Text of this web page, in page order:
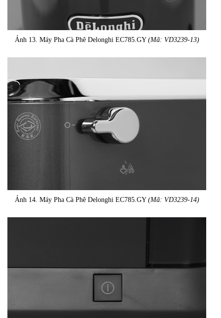
Ảnh 13. Máy Pha Cà Phê Delonghi EC785.GY (Mã: VD3239-13)
Ảnh 14. Máy Pha Cà Phê Delonghi EC785.GY (Mã: VD3239-14)